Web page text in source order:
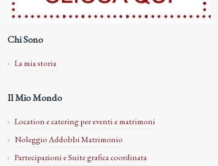
Chi Sono
La mia storia
Il Mio Mondo
Location e catering per eventi e matrimoni
Noleggio Addobbi Matrimonio
Partecipazioni e Suite grafica coordinata